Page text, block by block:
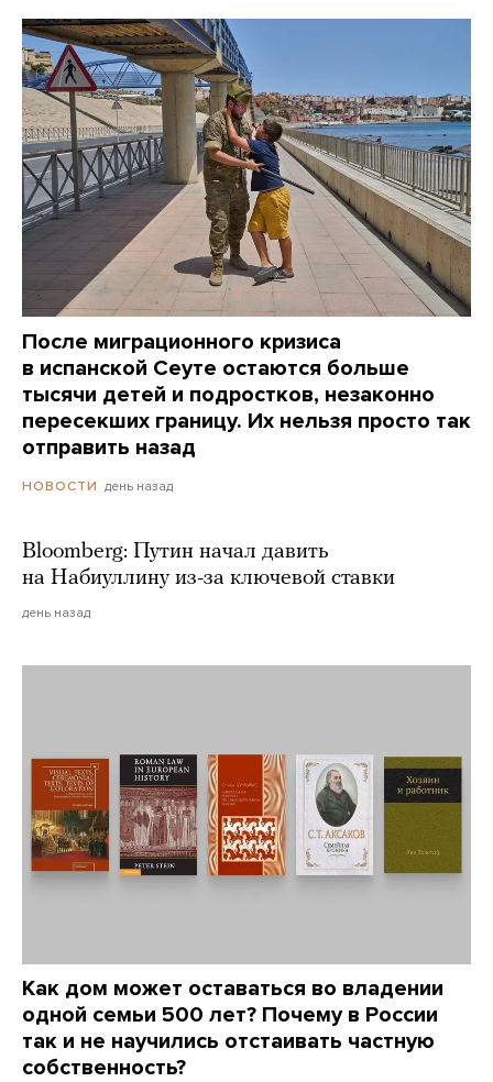
После миграционного кризиса
в испанской Сеуте остаются больше
тысячи детей и подростков, незаконно
пересекших границу. Их нельзя просто так
отправить назад
НОВОСТИ день назад
Bloomberg: Путин начал давить
на Набиуллину из-за ключевой ставки
день назад
Как дом может оставаться во владении
одной семьи 500 лет? Почему в России
так и не научились отстаивать частную
собственность?